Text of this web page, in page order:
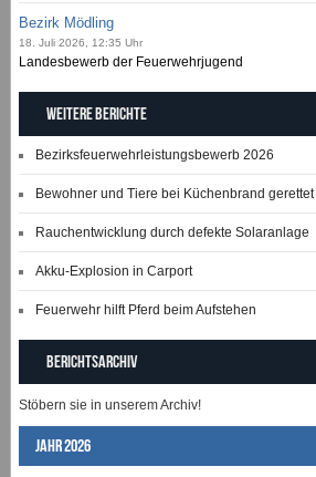
Bezirk Mödling
18. Juli 2026, 12:35 Uhr
Landesbewerb der Feuerwehrjugend
Weitere Berichte
Bezirksfeuerwehrleistungsbewerb 2026
Bewohner und Tiere bei Küchenbrand gerettet
Rauchentwicklung durch defekte Solaranlage
Akku-Explosion in Carport
Feuerwehr hilft Pferd beim Aufstehen
Berichtsarchiv
Stöbern sie in unserem Archiv!
Jahr 2026